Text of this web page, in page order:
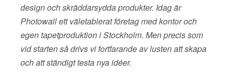
design och skräddarsydda produkter. Idag är
Photowall ett väletablerat företag med kontor och
egen tapetproduktion i Stockholm. Men precis som
vid starten så drivs vi fortfarande av lusten att skapa
och att ständigt testa nya idéer.